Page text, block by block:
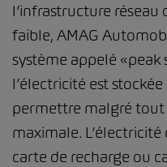
l’infrastructure
faible, AMAG
système appelé «peak
l’électricité est
permettre malgré tout
maximale.
carte de recharge ou